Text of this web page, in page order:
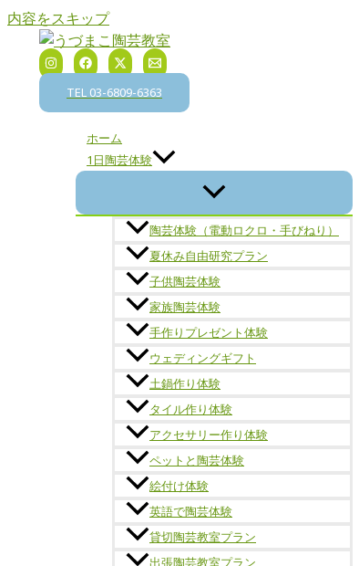
内容をスキップ
TEL 03-6809-6363
ホーム
1日陶芸体験
陶芸体験（電動ロクロ・手びねり）
夏休み自由研究プラン
子供陶芸体験
家族陶芸体験
手作りプレゼント体験
ウェディングギフト
土鍋作り体験
タイル作り体験
アクセサリー作り体験
ペットと陶芸体験
絵付け体験
英語で陶芸体験
貸切陶芸教室プラン
出張陶芸教室プラン